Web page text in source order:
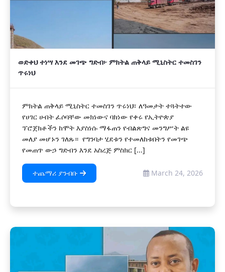
ወድቀህ ተነሣ እንደ መገጭ ግድብ፦ ምክትል ጠቅላይ ሚኒስትር ተመስገን
ጥሩነህ
ምክትል ጠቅላይ ሚኒስትር ተመስገን ጥሩነህ፣ ለዓመታት ተጓትተው
የሀገር ሀብት ፈሶባቸው መክነውና ባክነው የቀሩ የኢትዮጵያ
ፕሮጀክቶችን ከሞት እያስነሱ ማፋጠን የብልጽግና መንግሥት ልዩ
መለያ መሆኑን ገለጹ። የግንባታ ሂደቱን የተመለከቱበትን የመገጭ
የመጠጥ ውኃ ግድብን እንደ አስረጅ ምስክር [...]
ተጨማሪ ያንብቡ March 24, 2026